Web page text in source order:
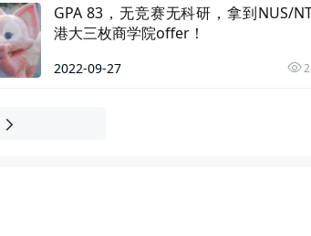
GPA 83，无竞赛无科研，拿到NUS/
港大三枚商学院offer！
2022-09-27